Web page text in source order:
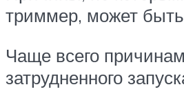
триммер, может
Чаще всего
затрудненного